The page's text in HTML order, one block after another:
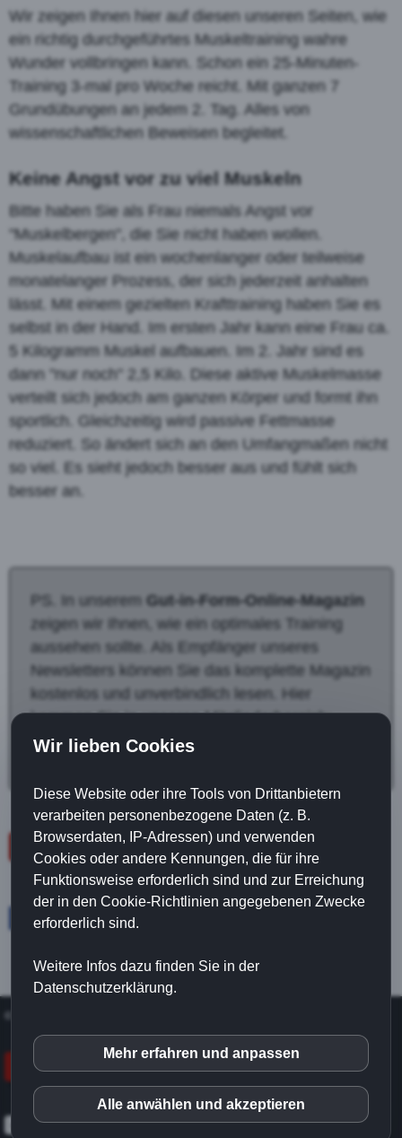
Wir zeigen Ihnen hier auf diesen unseren Seiten, wie
ein richtig durchgeführtes Muskeltraining wahre
Wunder vollbringen kann. Schon ein 25-Minuten-
Training 3-mal pro Woche reicht. Mit ganzen 7
Grundübungen an jedem 2. Tag. Alles von
wissenschaftlichen Beweisen begleitet.
Keine Angst vor zu viel Muskeln
Bitte haben Sie als Frau niemals Angst vor
"Muskelbergen", die Sie nicht haben wollen.
Muskelaufbau ist ein wochenlanger oder teilweise
monatelanger Prozess, der sich jederzeit anhalten
lässt. Mit einem gezielten Krafttraining haben Sie es
selbst in der Hand. Im ersten Jahr kann eine Frau ca.
5 Kilogramm Muskel aufbauen. Im 2. Jahr sind es
dann "nur noch" 2,5 Kilo. Diese aktive Muskelmasse
verteilt sich jedoch am ganzen Körper und formt ihn
sportlich. Gleichzeitig wird passive Fettmasse
reduziert. So ändert sich an den Umfangmaßen nicht
so viel. Es sieht jedoch besser aus und fühlt sich
besser an.
PS. In unserem Gut-in-Form-Online-Magazin
zeigen wir Ihnen, wie ein optimales Training
aussehen sollte. Als Empfänger unseres
Newsletters können Sie das komplette Magazin
kostenlos und unverbindlich lesen. Hier
kommen Sie in unseren Mitgliederbereich:
Gratis Login (hier klicken)
zurück
Facebook
Wir lieben Cookies
Diese Website oder ihre Tools von Drittanbietern
verarbeiten personenbezogene Daten (z. B.
Browserdaten, IP-Adressen) und verwenden
Cookies oder andere Kennungen, die für ihre
Funktionsweise erforderlich sind und zur Erreichung
der in den Cookie-Richtlinien angegebenen Zwecke
erforderlich sind.
Weitere Infos dazu finden Sie in der
Datenschutzerklärung.
inCMS
Matomo (Piwik)
Mehr erfahren und anpassen
Alle anwählen und akzeptieren